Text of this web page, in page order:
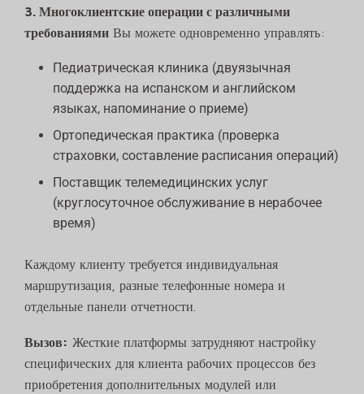
3. Многоклиентские операции с различными
требованиями Вы можете одновременно управлять:
Педиатрическая клиника (двуязычная
поддержка на испанском и английском
языках, напоминание о приеме)
Ортопедическая практика (проверка
страховки, составление расписания операций)
Поставщик телемедицинских услуг
(круглосуточное обслуживание в нерабочее
время)
Каждому клиенту требуется индивидуальная
маршрутизация, разные телефонные номера и
отдельные панели отчетности.
Вызов: Жесткие платформы затрудняют настройку
специфических для клиента рабочих процессов без
приобретения дополнительных модулей или